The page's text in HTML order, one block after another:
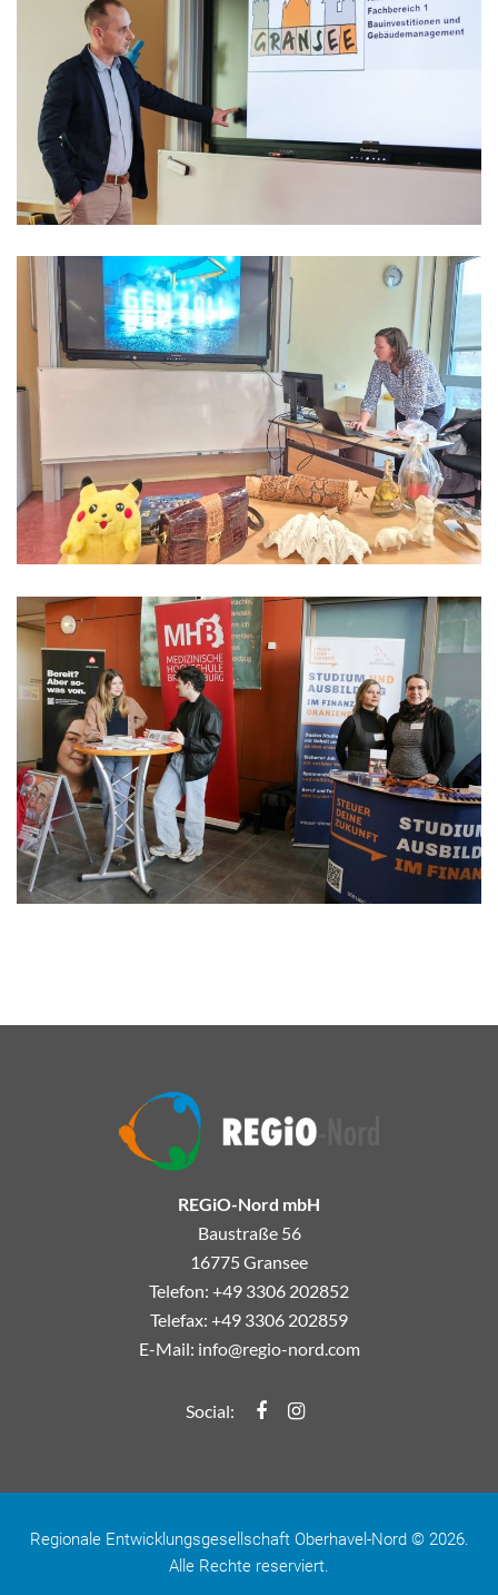
REGiO-Nord mbH
Baustraße 56
16775 Gransee
Telefon: +49 3306 202852
Telefax: +49 3306 202859
E-Mail: info@regio-nord.com
Social: Regio-Nord Facebook
Regio-Nord Instagramm
Regionale Entwicklungsgesellschaft Oberhavel-Nord © 2026.
Alle Rechte reserviert.